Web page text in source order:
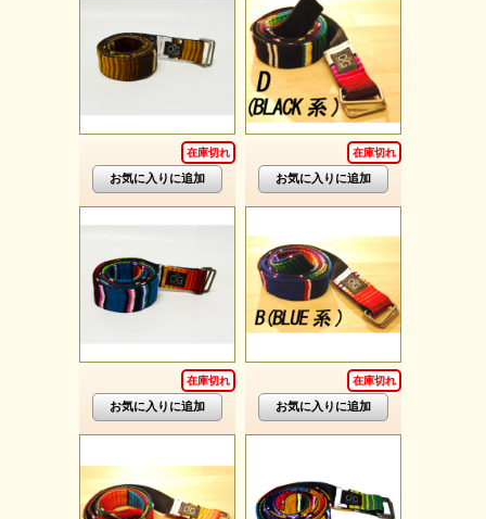
在庫切れ 在庫切れ
在庫切れ 在庫切れ